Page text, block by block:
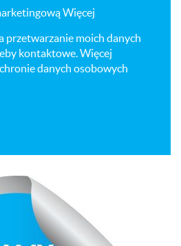
Więcej
przetwarzanie moich danych
kontaktowe. Więcej
danych osobowych